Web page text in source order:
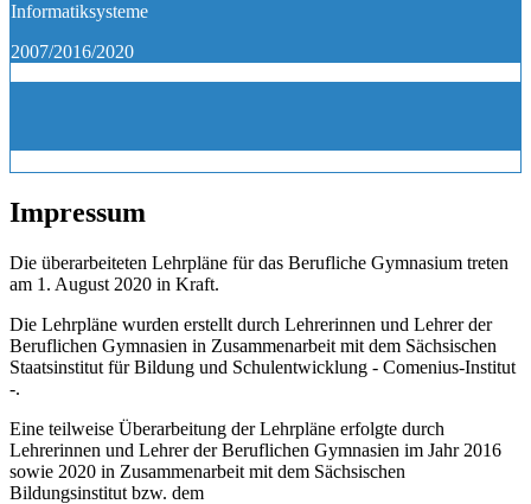
Informatiksysteme
2007/2016/2020
Impressum
Die überarbeiteten Lehrpläne für das Berufliche Gymnasium treten
am 1. August 2020 in Kraft.
Die Lehrpläne wurden erstellt durch Lehrerinnen und Lehrer der
Beruflichen Gymnasien in Zusammenarbeit mit dem Sächsischen
Staatsinstitut für Bildung und Schulentwicklung - Comenius-Institut
-.
Eine teilweise Überarbeitung der Lehrpläne erfolgte durch
Lehrerinnen und Lehrer der Beruflichen Gymnasien im Jahr 2016
sowie 2020 in Zusammenarbeit mit dem Sächsischen
Bildungsinstitut bzw. dem